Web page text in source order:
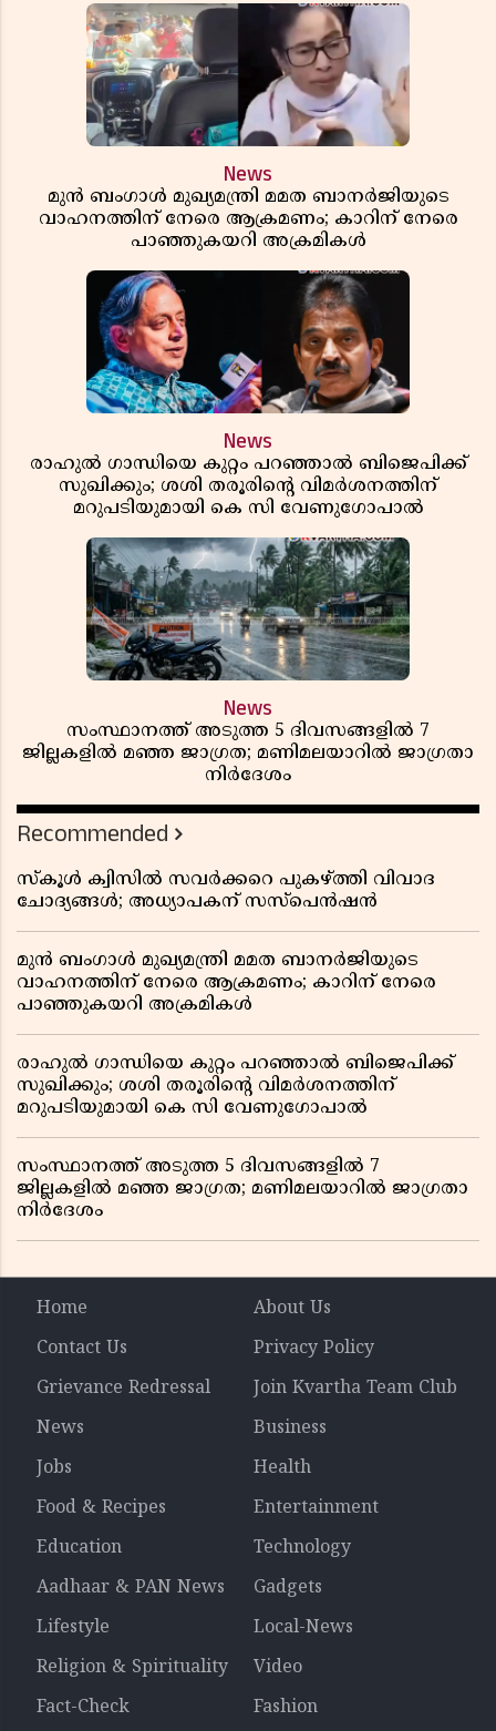
News
മുൻ ബംഗാൾ മുഖ്യമന്ത്രി മമത ബാനർജിയുടെ
വാഹനത്തിന് നേരെ ആക്രമണം; കാറിന് നേരെ
പാഞ്ഞുകയറി അക്രമികൾ
News
രാഹുൽ ഗാന്ധിയെ കുറ്റം പറഞ്ഞാൽ ബിജെപിക്ക്
സുഖിക്കും; ശശി തരൂരിന്റെ വിമർശനത്തിന്
മറുപടിയുമായി കെ സി വേണുഗോപാൽ
News
സംസ്ഥാനത്ത് അടുത്ത 5 ദിവസങ്ങളിൽ 7
ജില്ലകളിൽ മഞ്ഞ ജാഗ്രത; മണിമലയാറിൽ ജാഗ്രതാ
നിർദേശം
Recommended
സ്കൂൾ ക്വിസിൽ സവർക്കറെ പുകഴ്ത്തി വിവാദ
ചോദ്യങ്ങൾ; അധ്യാപകന് സസ്പെൻഷൻ
മുൻ ബംഗാൾ മുഖ്യമന്ത്രി മമത ബാനർജിയുടെ
വാഹനത്തിന് നേരെ ആക്രമണം; കാറിന് നേരെ
പാഞ്ഞുകയറി അക്രമികൾ
രാഹുൽ ഗാന്ധിയെ കുറ്റം പറഞ്ഞാൽ ബിജെപിക്ക്
സുഖിക്കും; ശശി തരൂരിന്റെ വിമർശനത്തിന്
മറുപടിയുമായി കെ സി വേണുഗോപാൽ
സംസ്ഥാനത്ത് അടുത്ത 5 ദിവസങ്ങളിൽ 7
ജില്ലകളിൽ മഞ്ഞ ജാഗ്രത; മണിമലയാറിൽ ജാഗ്രതാ
നിർദേശം
Home
About Us
Contact Us
Privacy Policy
Grievance Redressal
Join Kvartha Team Club
News
Business
Jobs
Health
Food & Recipes
Entertainment
Education
Technology
Aadhaar & PAN News
Gadgets
Lifestyle
Local-News
Religion & Spirituality
Video
Fact-Check
Fashion